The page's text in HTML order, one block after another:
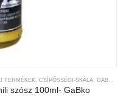
TERMÉKEK, CSÍPŐSSÉGI-SKÁLA, GABKO
szósz 100ml- GaBko